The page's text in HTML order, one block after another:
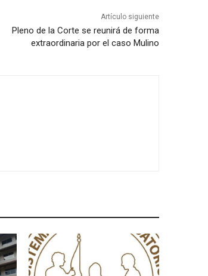
Artículo siguiente
Pleno de la Corte se reunirá de forma
extraordinaria por el caso Mulino